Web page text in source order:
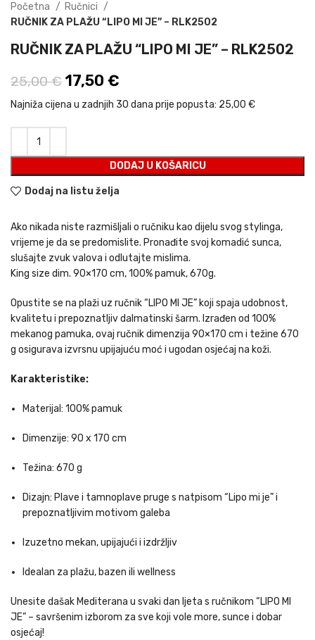
Početna
Ručnici
RUČNIK ZA PLAŽU “LIPO MI JE” – RLK2502
RUČNIK ZA PLAŽU “LIPO MI JE” – RLK2502
25,00€ Izvorna cijena bila je: 25,00 €.
17,50 €
Najniža cijena u zadnjih 30 dana prije popusta: 25,00 €
DODAJ U KOŠARICU
Dodaj na listu želja
Ako nikada niste razmišljali o ručniku kao dijelu svog stylinga,
vrijeme je da se predomislite. Pronađite svoj komadić sunca,
slušajte zvuk valova i odlutajte mislima.
King size dim. 90×170 cm, 100% pamuk, 670g.
Opustite se na plaži uz ručnik “LIPO MI JE” koji spaja udobnost,
kvalitetu i prepoznatljiv dalmatinski šarm. Izrađen od 100%
mekanog pamuka, ovaj ručnik dimenzija 90×170 cm i težine 670
g osigurava izvrsnu upijajuću moć i ugodan osjećaj na koži.
Karakteristike:
Materijal: 100% pamuk
Dimenzije: 90 x 170 cm
Težina: 670 g
Dizajn: Plave i tamnoplave pruge s natpisom “Lipo mi je” i
prepoznatljivim motivom galeba
Izuzetno mekan, upijajući i izdržljiv
Idealan za plažu, bazen ili wellness
Unesite dašak Mediterana u svaki dan ljeta s ručnikom “LIPO MI
JE” – savršenim izborom za sve koji vole more, sunce i dobar
osjećaj!